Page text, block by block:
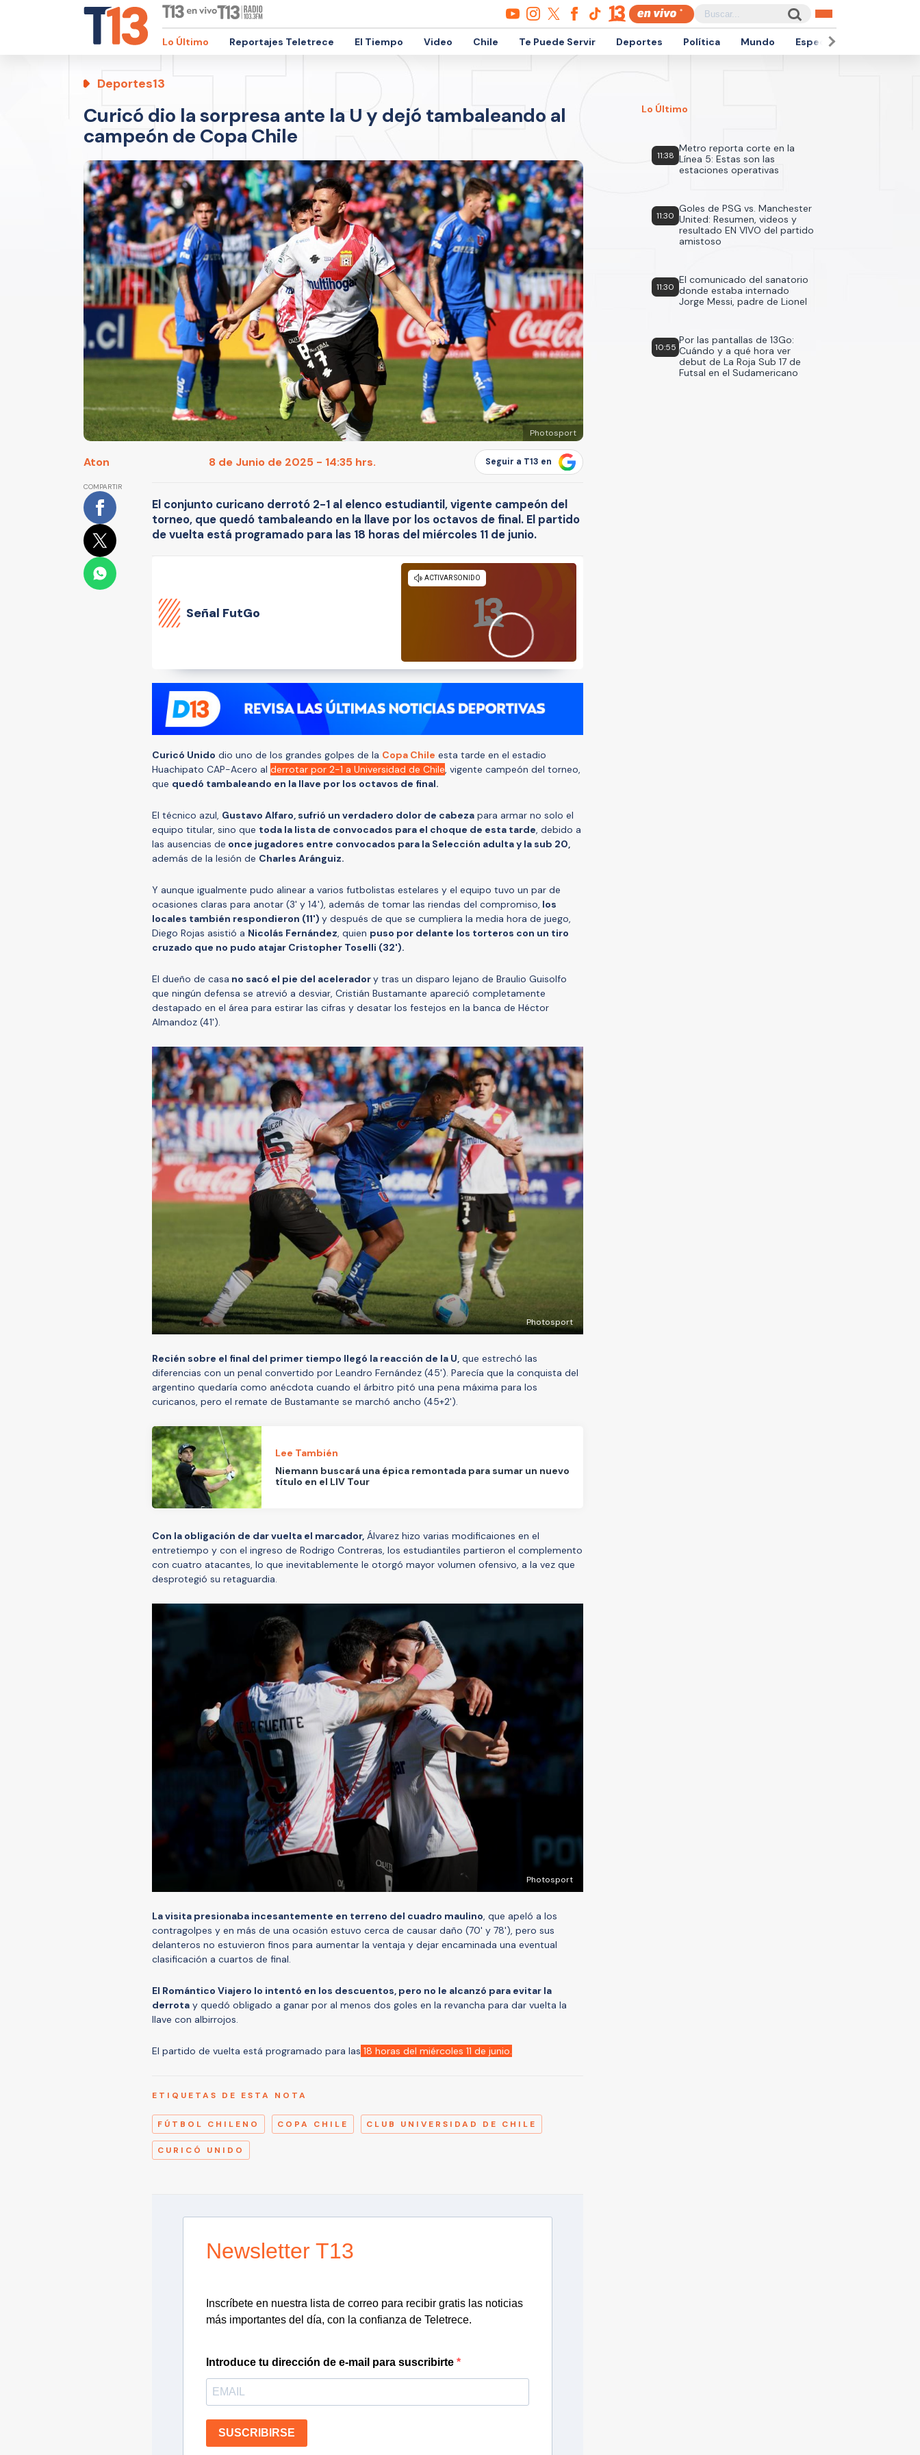
Lo Último Reportajes Teletrece El Tiempo Video Chile Te Puede Servir Deportes Política Mundo Espectáculos
Deportes13
Curicó dio la sorpresa ante la U y dejó tambaleando al
campeón de Copa Chile
Photosport
Aton 8 de Junio de 2025 - 14:35 hrs. Seguir a T13 en
COMPARTIR
El conjunto curicano derrotó 2-1 al elenco estudiantil, vigente campeón del
torneo, que quedó tambaleando en la llave por los octavos de final. El partido
de vuelta está programado para las 18 horas del miércoles 11 de junio.
Señal FutGo
Curicó Unido dio uno de los grandes golpes de la Copa Chile esta tarde en el estadio
Huachipato CAP-Acero al derrotar por 2-1 a Universidad de Chile, vigente campeón del torneo,
que quedó tambaleando en la llave por los octavos de final.
El técnico azul, Gustavo Alfaro, sufrió un verdadero dolor de cabeza para armar no solo el
equipo titular, sino que toda la lista de convocados para el choque de esta tarde, debido a
las ausencias de once jugadores entre convocados para la Selección adulta y la sub 20,
además de la lesión de Charles Aránguiz.
Y aunque igualmente pudo alinear a varios futbolistas estelares y el equipo tuvo un par de
ocasiones claras para anotar (3' y 14'), además de tomar las riendas del compromiso, los
locales también respondieron (11') y después de que se cumpliera la media hora de juego,
Diego Rojas asistió a Nicolás Fernández, quien puso por delante los torteros con un tiro
cruzado que no pudo atajar Cristopher Toselli (32').
El dueño de casa no sacó el pie del aceleradory tras un disparo lejano de Braulio Guisolfo
que ningún defensa se atrevió a desviar, Cristián Bustamante apareció completamente
destapado en el área para estirar las cifras y desatar los festejos en la banca de Héctor
Almandoz (41').
Photosport
Recién sobre el final del primer tiempo llegó la reacción de la U, que estrechó las
diferencias con un penal convertido por Leandro Fernández (45'). Parecía que la conquista del
argentino quedaría como anécdota cuando el árbitro pitó una pena máxima para los
curicanos, pero el remate de Bustamante se marchó ancho (45+2').
Lee También
Niemann buscará una épica remontada para sumar un nuevo
título en el LIV Tour
Con la obligación de dar vuelta el marcador, Álvarez hizo varias modificaiones en el
entretiempo y con el ingreso de Rodrigo Contreras, los estudiantiles partieron el complemento
con cuatro atacantes, lo que inevitablemente le otorgó mayor volumen ofensivo, a la vez que
desprotegió su retaguardia.
Photosport
La visita presionaba incesantemente en terreno del cuadro maulino, que apeló a los
contragolpes y en más de una ocasión estuvo cerca de causar daño (70' y 78'), pero sus
delanteros no estuvieron finos para aumentar la ventaja y dejar encaminada una eventual
clasificación a cuartos de final.
El Romántico Viajero lo intentó en los descuentos, pero no le alcanzó para evitar la
derrota y quedó obligado a ganar por al menos dos goles en la revancha para dar vuelta la
llave con albirrojos.
El partido de vuelta está programado para las 18 horas del miércoles 11 de junio.
ETIQUETAS DE ESTA NOTA
FÚTBOL CHILENO COPA CHILE CLUB UNIVERSIDAD DE CHILE
CURICÓ UNIDO
Newsletter T13
Inscríbete en nuestra lista de correo para recibir gratis las noticias
más importantes del día, con la confianza de Teletrece.
Introduce tu dirección de e-mail para suscribirte
SUSCRIBIRSE
Lo Último
11:38
Metro reporta corte en la
Línea 5: Estas son las
estaciones operativas
11:30
Goles de PSG vs. Manchester
United: Resumen, videos y
resultado EN VIVO del partido
amistoso
11:30
El comunicado del sanatorio
donde estaba internado
Jorge Messi, padre de Lionel
10:55
Por las pantallas de 13Go:
Cuándo y a qué hora ver
debut de La Roja Sub 17 de
Futsal en el Sudamericano